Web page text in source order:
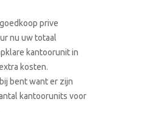
prive
nu uw totaal
kantoorunit in
kosten.
bent want er zijn
kantoorunits voor